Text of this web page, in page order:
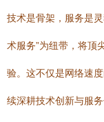
技术是骨架，服务是
术服务”为纽带，将顶
验。这不仅是网络速
续深耕技术创新与服